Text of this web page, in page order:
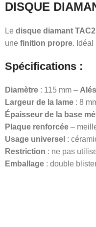
DISQUE
Le disque diamant
une finition propre. Idéal
Spécifications :
Diamètre : 115 mm –
Largeur de la lame : 8
Épaisseur de la base
Plaque renforcée –
Usage universel :
Restriction : ne pas
Emballage : double